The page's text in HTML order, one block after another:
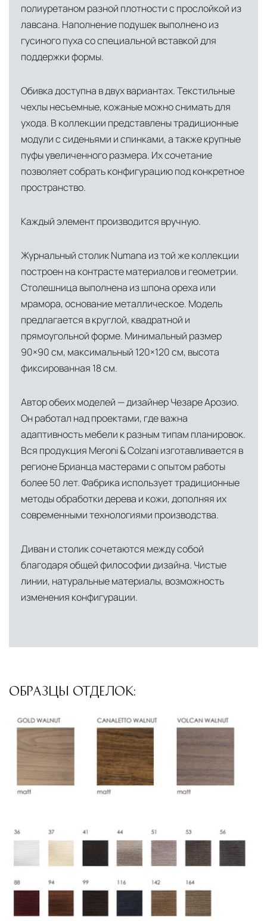
полиуретаном разной плотности с прослойкой из
лавсана. Наполнение подушек выполнено из
гусиного пуха со специальной вставкой для
поддержки формы.
Обивка доступна в двух вариантах. Текстильные
чехлы несъемные, кожаные можно снимать для
ухода. В коллекции представлены традиционные
модули с сиденьями и спинками, а также крупные
пуфы увеличенного размера. Их сочетание
позволяет собрать конфигурацию под конкретное
пространство.
Каждый элемент производится вручную.
Журнальный столик Numana из той же коллекции
построен на контрасте материалов и геометрии.
Столешница выполнена из шпона ореха или
мрамора, основание металлическое. Модель
предлагается в круглой, квадратной и
прямоугольной форме. Минимальный размер
90×90 см, максимальный 120×120 см, высота
фиксированная 18 см.
Автор обеих моделей — дизайнер Чезаре Арозио.
Он работал над проектами, где важна
адаптивность мебели к разным типам планировок.
Вся продукция Meroni & Colzani изготавливается в
регионе Брианца мастерами с опытом работы
более 50 лет. Фабрика использует традиционные
методы обработки дерева и кожи, дополняя их
современными технологиями производства.
Диван и столик сочетаются между собой
благодаря общей философии дизайна. Чистые
линии, натуральные материалы, возможность
изменения конфигурации.
ОБРАЗЦЫ ОТДЕЛОК: